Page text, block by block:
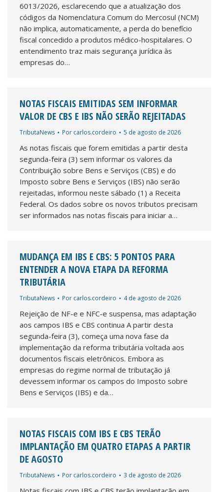
6013/2026, esclarecendo que a atualização dos
códigos da Nomenclatura Comum do Mercosul (NCM)
não implica, automaticamente, a perda do benefício
fiscal concedido a produtos médico-hospitalares. O
entendimento traz mais segurança jurídica às
empresas do…
NOTAS FISCAIS EMITIDAS SEM INFORMAR
VALOR DE CBS E IBS NÃO SERÃO REJEITADAS
TributaNews Por carlos.cordeiro 5 de agosto de 2026
As notas fiscais que forem emitidas a partir desta
segunda-feira (3) sem informar os valores da
Contribuição sobre Bens e Serviços (CBS) e do
Imposto sobre Bens e Serviços (IBS) não serão
rejeitadas, informou neste sábado (1) a Receita
Federal. Os dados sobre os novos tributos precisam
ser informados nas notas fiscais para iniciar a…
MUDANÇA EM IBS E CBS: 5 PONTOS PARA
ENTENDER A NOVA ETAPA DA REFORMA
TRIBUTÁRIA
TributaNews Por carlos.cordeiro 4 de agosto de 2026
Rejeição de NF-e e NFC-e suspensa, mas adaptação
aos campos IBS e CBS continua A partir desta
segunda-feira (3), começa uma nova fase da
implementação da reforma tributária voltada aos
documentos fiscais eletrônicos. Embora as
empresas do regime normal de tributação já
devessem informar os campos do Imposto sobre
Bens e Serviços (IBS) e da…
NOTAS FISCAIS COM IBS E CBS TERÃO
IMPLANTAÇÃO EM QUATRO ETAPAS A PARTIR
DE AGOSTO
TributaNews Por carlos.cordeiro 3 de agosto de 2026